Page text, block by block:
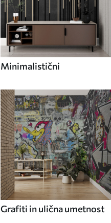
Minimalistični
Grafiti in ulična umetnost